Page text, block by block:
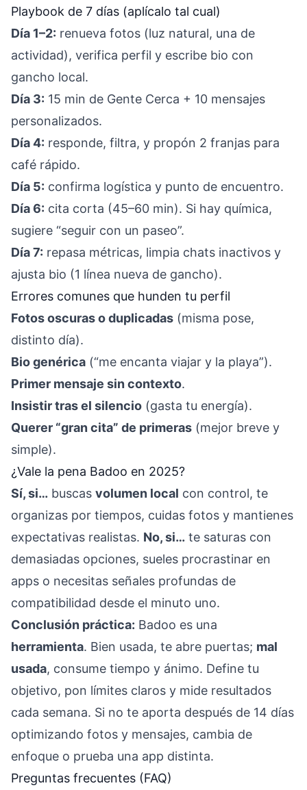
Playbook de 7 días (aplícalo tal cual)
Día 1–2: renueva fotos (luz natural, una de
actividad), verifica perfil y escribe bio con
gancho local.
Día 3: 15 min de Gente Cerca + 10 mensajes
personalizados.
Día 4: responde, filtra, y propón 2 franjas para
café rápido.
Día 5: confirma logística y punto de encuentro.
Día 6: cita corta (45–60 min). Si hay química,
sugiere “seguir con un paseo”.
Día 7: repasa métricas, limpia chats inactivos y
ajusta bio (1 línea nueva de gancho).
Errores comunes que hunden tu perfil
Fotos oscuras o duplicadas (misma pose,
distinto día).
Bio genérica (“me encanta viajar y la playa”).
Primer mensaje sin contexto.
Insistir tras el silencio (gasta tu energía).
Querer “gran cita” de primeras (mejor breve y
simple).
¿Vale la pena Badoo en 2025?
Sí, si… buscas volumen local con control, te
organizas por tiempos, cuidas fotos y mantienes
expectativas realistas. No, si… te saturas con
demasiadas opciones, sueles procrastinar en
apps o necesitas señales profundas de
compatibilidad desde el minuto uno.
Conclusión práctica: Badoo es una
herramienta. Bien usada, te abre puertas; mal
usada, consume tiempo y ánimo. Define tu
objetivo, pon límites claros y mide resultados
cada semana. Si no te aporta después de 14 días
optimizando fotos y mensajes, cambia de
enfoque o prueba una app distinta.
Preguntas frecuentes (FAQ)